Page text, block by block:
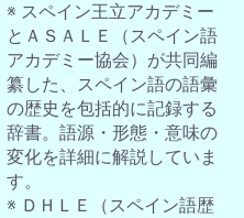
※ スペイン王立アカデミー
とＡＳＡＬＥ（スペイン語
アカデミー協会）が共同編
纂した、スペイン語の語彙
の歴史を包括的に記録する
辞書。語源・形態・意味の
変化を詳細に解説していま
す。
※ ＤＨＬＥ（スペイン語歴